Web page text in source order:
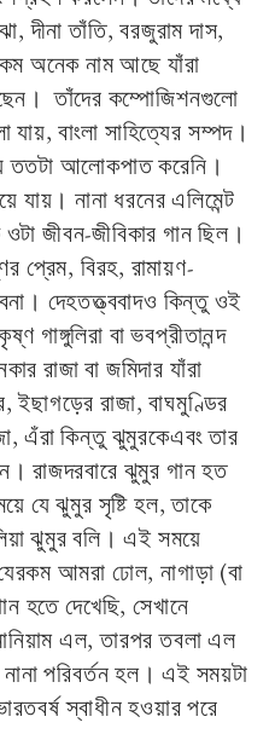
দীনা তাঁতি, বরজুরাম দাস,
অনেক নাম আছে যাঁরা
তাঁদের কম্পোজিশনগুলো
বাংলা সাহিত্যের সম্পদ।
ততটা আলোকপাত করেনি।
নানা ধরনের এলিমেন্ট
জীবন-জীবিকার গান ছিল।
প্রেম, বিরহ, রামায়ণ-
দেহতত্ত্ববাদও কিন্তু ওই
বা ভবপ্রীতানন্দ
রাজা বা জমিদার যাঁরা
ইছাগড়ের রাজা, বাঘমুণ্ডির
এঁরা কিন্তু ঝুমুরকেএবং তার
রাজদরবারে ঝুমুর গান হত
যে ঝুমুর সৃষ্টি হল, তাকে
ঝুমুর বলি। এই সময়ে
আমরা ঢোল, নাগাড়া (বা
হতে দেখেছি, সেখানে
এল, তারপর তবলা এল
পরিবর্তন হল। এই সময়টা
স্বাধীন হওয়ার পরে